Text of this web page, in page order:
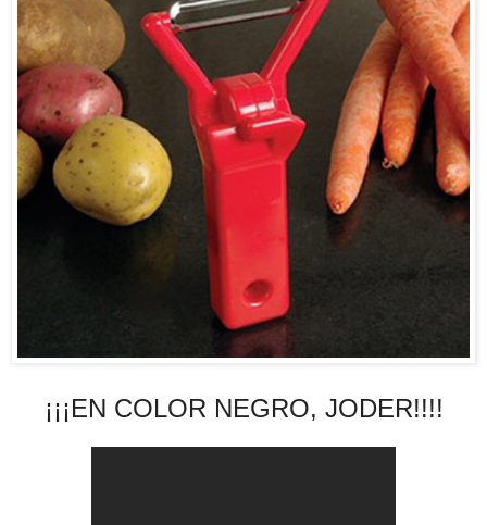
¡¡¡EN COLOR NEGRO, JODER!!!!